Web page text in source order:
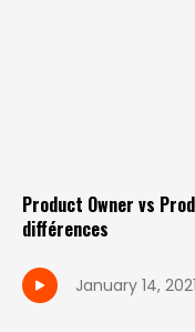
Product Owner vs
différences
January 14, 2021